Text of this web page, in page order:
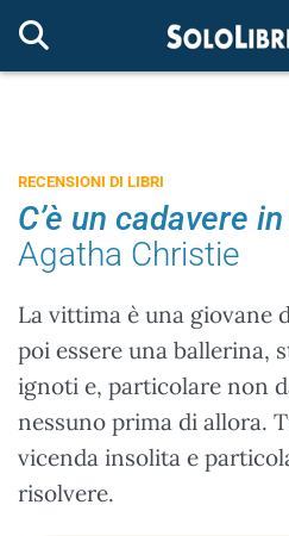
RECENSIONI DI LIBRI
C’è un cadavere
Agatha Christie
La vittima è una giovane
poi essere una ballerina,
ignoti e, particolare non
nessuno prima di allora.
vicenda insolita e
risolvere.